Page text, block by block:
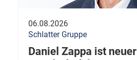
06.08.2026
Schlatter Gruppe
Daniel Zappa ist neuer